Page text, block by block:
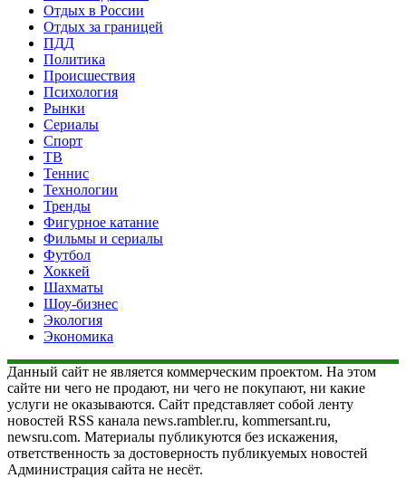
Отдых в России
Отдых за границей
ПДД
Политика
Происшествия
Психология
Рынки
Сериалы
Спорт
ТВ
Теннис
Технологии
Тренды
Фигурное катание
Фильмы и сериалы
Футбол
Хоккей
Шахматы
Шоу-бизнес
Экология
Экономика
Данный сайт не является коммерческим проектом. На этом
сайте ни чего не продают, ни чего не покупают, ни какие
услуги не оказываются. Сайт представляет собой ленту
новостей RSS канала news.rambler.ru, kommersant.ru,
newsru.com. Материалы публикуются без искажения,
ответственность за достоверность публикуемых новостей
Администрация сайта не несёт.